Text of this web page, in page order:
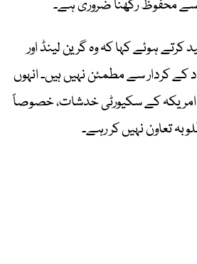
سے محفوظ رکھنا ضروری ہے۔
کرتے ہوئے کہا کہ وہ گرین لینڈ اور
کے کردار سے مطمئن نہیں ہیں۔ انہوں
کے سکیورٹی خدشات، خصوصاً
تعاون نہیں کر رہے۔